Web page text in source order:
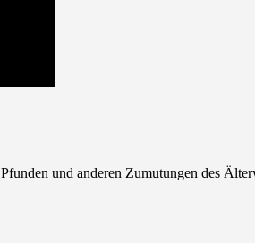
und anderen Zumutungen des